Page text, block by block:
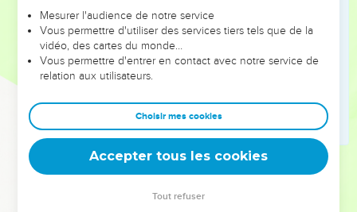
Poursuivant et développant son image, l'apôtre aime à
redire à ses lecteurs qu'eux aussi font partie de ce saint
temple, étantédifiés sur le Seigneur, (Ephésiens 2.20,21) et que
là
Dieudaigne faire sonhabitation
) combien plus tout l'ensemble de l'Eglise qu'il remplit de
sa présence. Mais tout celaen Esprit, par opposition au
temple matériel, si cher aux souvenirs du peuple juif.
Mesurer l'audience de notre service
Vous permettre d'utiliser des services tiers tels que de la
vidéo, des cartes du monde…
Vous permettre d'entrer en contact avec notre service de
relation aux utilisateurs.
Choisir mes cookies
Accepter tous les cookies
Tout refuser